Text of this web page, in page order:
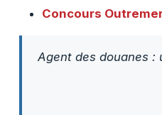
Concours
Agent des douanes :